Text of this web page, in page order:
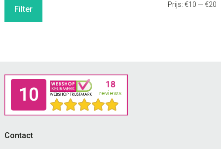
Filter Prijs:€10 —€20
Footer
Contact